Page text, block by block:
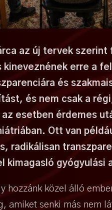
az új tervek
erre a
és
és nem csak a
esetben érdemes
Ott van
radikálisan
kimagasló gyógyulási
hozzánk közel álló
amiket senki más nem